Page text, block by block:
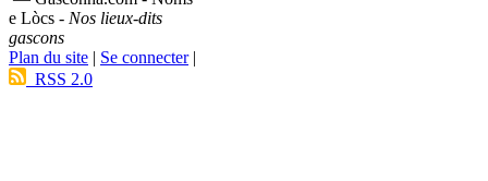
e Lòcs - Nos lieux-dits
gascons
Plan du site | Se connecter|
RSS 2.0